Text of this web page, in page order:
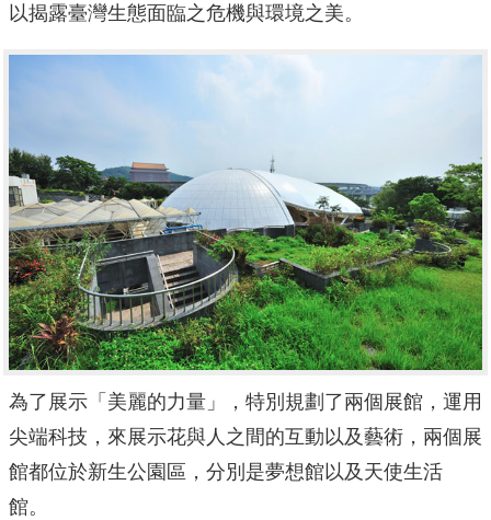
以揭露臺灣生態面臨之危機與環境之美。
為了展示「美麗的力量」，特別規劃了兩個展館，運用
尖端科技，來展示花與人之間的互動以及藝術，兩個展
館都位於新生公園區，分別是夢想館以及天使生活
館。